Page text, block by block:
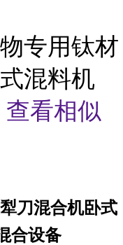
专用钛材
混料机
查看相似
刀混合机卧式
合设备